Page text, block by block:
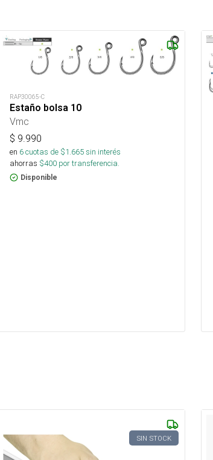
RAP30065-C
Estaño bolsa 10
Vmc
$ 9.990
en 6cuotas de $1.665sin interés
ahorras $400 por transferencia.
Disponible
SIN STOCK